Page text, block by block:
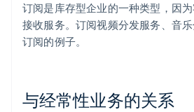
订阅是库存型企业的一种类型，因
接收服务。订阅视频分发服务、音
订阅的例子。
与经常性业务的关系